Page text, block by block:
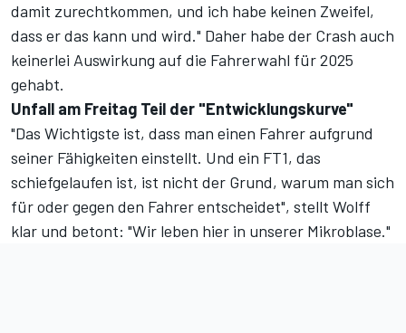
damit zurechtkommen, und ich habe keinen Zweifel,
dass er das kann und wird." Daher habe der Crash auch
keinerlei Auswirkung auf die Fahrerwahl für 2025
gehabt.
Unfall am Freitag Teil der "Entwicklungskurve"
"Das Wichtigste ist, dass man einen Fahrer aufgrund
seiner Fähigkeiten einstellt. Und ein FT1, das
schiefgelaufen ist, ist nicht der Grund, warum man sich
für oder gegen den Fahrer entscheidet", stellt Wolff
klar und betont: "Wir leben hier in unserer Mikroblase."